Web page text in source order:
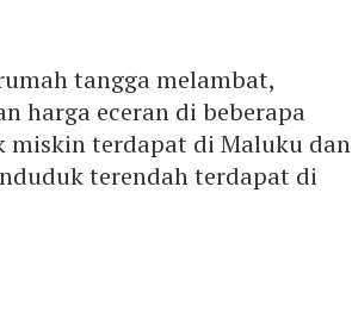
tangga melambat,
harga eceran di beberapa
miskin terdapat di Maluku dan
terendah terdapat di